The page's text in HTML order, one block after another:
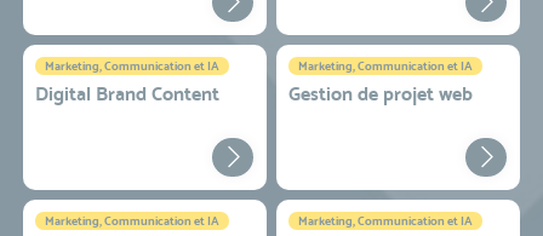
Marketing, Communication et IA
Digital Brand Content
Marketing, Communication et IA
Gestion de projet web
Marketing, Communication et IA Marketing, Communication et IA